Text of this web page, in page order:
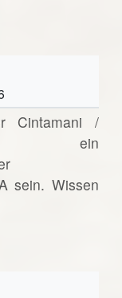
Cintamani /
ein
sein. Wissen